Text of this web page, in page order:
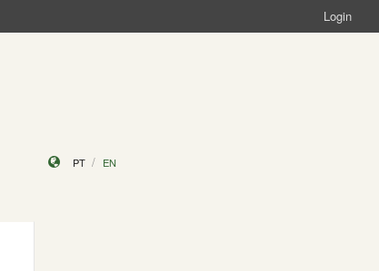
Login
PT EN